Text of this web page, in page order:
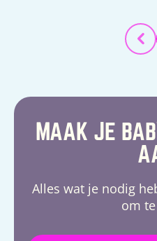
MAAK JE
Alles wat je nodig
om